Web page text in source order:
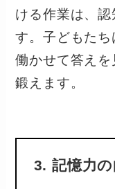
ける作業は、
す。子どもた
働かせて答え
鍛えます。
3. 記憶力